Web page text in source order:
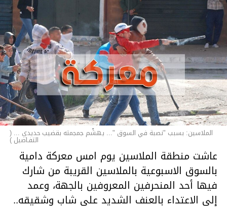
الملاسين: بسبب "نصبة في السوق "... يهشّم جمجمته بقضيب حديدي ... (
التفـاصيل )
عاشت منطقة الملاسين يوم امس معركة دامية
بالسوق الاسبوعية بالملاسين القريبة من شارك
فيها أحد المنحرفين المعروفين بالجهة، وعمد
إلى الاعتداء بالعنف الشديد على شاب وشقيقه..